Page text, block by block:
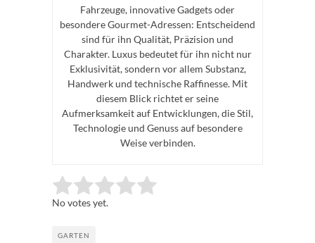
Fahrzeuge, innovative Gadgets oder
besondere Gourmet-Adressen: Entscheidend
sind für ihn Qualität, Präzision und
Charakter. Luxus bedeutet für ihn nicht nur
Exklusivität, sondern vor allem Substanz,
Handwerk und technische Raffinesse. Mit
diesem Blick richtet er seine
Aufmerksamkeit auf Entwicklungen, die Stil,
Technologie und Genuss auf besondere
Weise verbinden.
Rate this item: Submit Rating
No votes yet.
GARTEN